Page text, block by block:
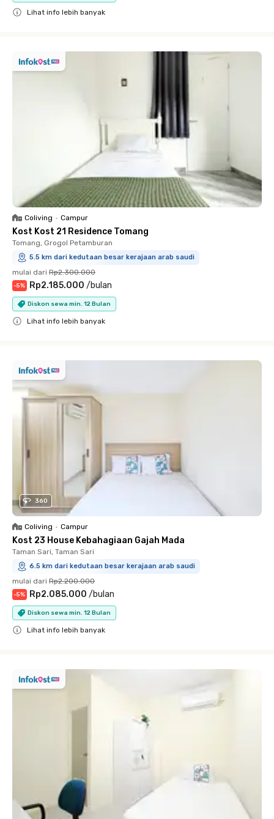
Lihat info lebih banyak
Coliving • Campur
Kost Kost 21 Residence Tomang
Tomang, Grogol Petamburan
5.5 km dari kedutaan besar kerajaan arab saudi
mulai dari Rp2.300.000
-5% Rp2.185.000 /bulan
Diskon sewa min. 12 Bulan
Lihat info lebih banyak
360
Coliving • Campur
Kost 23 House Kebahagiaan Gajah Mada
Taman Sari, Taman Sari
6.5 km dari kedutaan besar kerajaan arab saudi
mulai dari Rp2.200.000
-5% Rp2.085.000 /bulan
Diskon sewa min. 12 Bulan
Lihat info lebih banyak